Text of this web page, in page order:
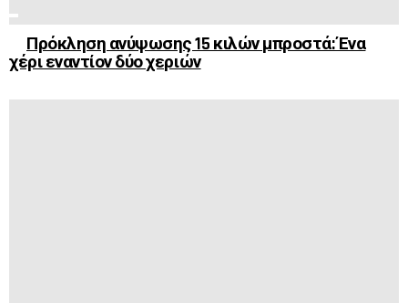
Πρόκληση ανύψωσης 15 κιλών μπροστά: Ένα
χέρι εναντίον δύο χεριών